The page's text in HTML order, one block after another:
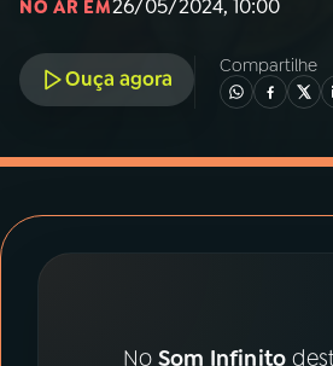
04PROGRAMAS
06VIDEOCASTS
NO AR EM26/05/2024, 10:00
Ouça agora
Compartilhe
NoSom Infinito